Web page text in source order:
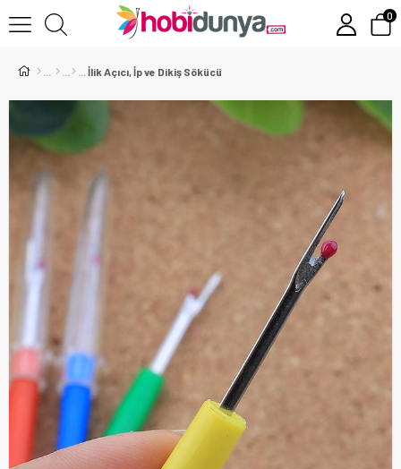
0
İlik Açıcı, İp ve Dikiş Sökücü